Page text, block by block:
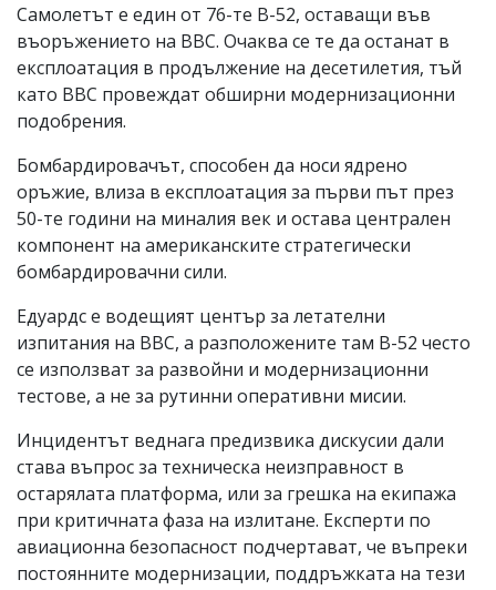
Самолетът е един от 76-те B-52, оставащи във
въоръжението на ВВС. Очаква се те да останат в
експлоатация в продължение на десетилетия, тъй
като ВВС провеждат обширни модернизационни
подобрения.
Бомбардировачът, способен да носи ядрено
оръжие, влиза в експлоатация за първи път през
50-те години на миналия век и остава централен
компонент на американските стратегически
бомбардировачни сили.
Едуардс е водещият център за летателни
изпитания на ВВС, а разположените там B-52 често
се използват за развойни и модернизационни
тестове, а не за рутинни оперативни мисии.
Инцидентът веднага предизвика дискусии дали
става въпрос за техническа неизправност в
остарялата платформа, или за грешка на екипажа
при критичната фаза на излитане. Експерти по
авиационна безопасност подчертават, че въпреки
постоянните модернизации, поддръжката на тези